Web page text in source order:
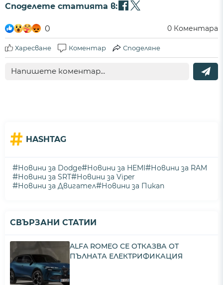
Споделете статията в:
0 0 Коментара
Харесване Коментар Споделяне
# HASHTAG
#Новини за Dodge#Новини за HEMI #Новини за RAM
#Новини за SRT#Новини за Viper
#Новини за Двигател#Новини за Пикап
СВЪРЗАНИ СТАТИИ
ALFA ROMEO СЕ ОТКАЗВА ОТ
ПЪЛНАТА ЕЛЕКТРИФИКАЦИЯ